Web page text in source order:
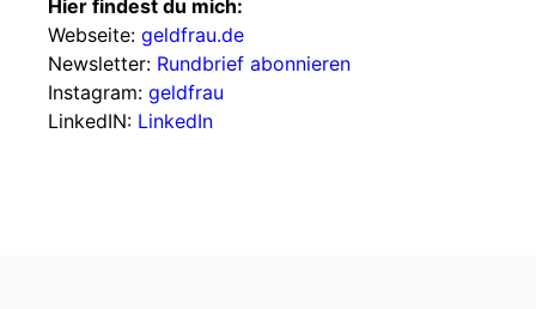
Hier findest du mich:
Webseite: geldfrau.de
Newsletter: Rundbrief abonnieren
Instagram: geldfrau
LinkedIN: LinkedIn